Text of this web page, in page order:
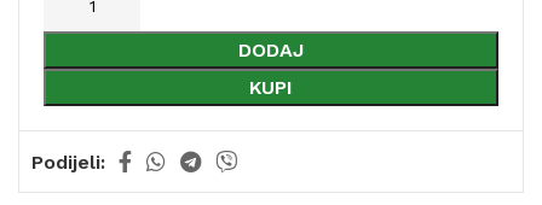
DODAJ
KUPI
Podijeli: